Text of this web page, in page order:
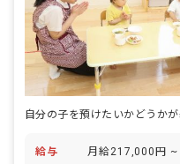
給与 月給217,000円 ~